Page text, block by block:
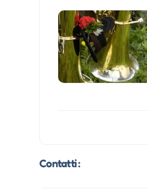
Contatti :